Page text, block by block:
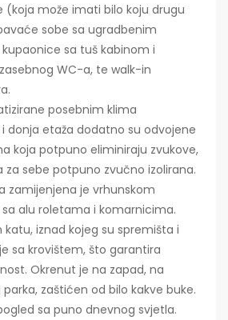
(koja može imati bilo koju drugu
sobe sa ugradbenim
sa tuš kabinom i
WC-a, te walk-in
posebnim klima
donja etaža dodatno su odvojene
koja potpuno eliminiraju zvukove,
za sebe potpuno zvučno izolirana.
zamijenjena je vrhunskom
alu roletama i komarnicima.
iznad kojeg su spremišta i
sa krovištem, što garantira
Okrenut je na zapad, na
zaštićen od bilo kakve buke.
sa puno dnevnog svjetla.